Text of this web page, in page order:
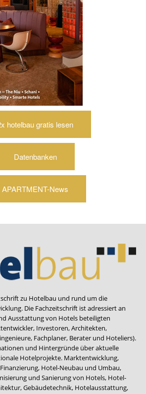
hotelbau gratis lesen
Datenbanken
APARTMENT-News
zu Hotelbau und rund um die
Die Fachzeitschrift ist adressiert an
Ausstattung von Hotels beteiligten
Investoren, Architekten,
Fachplaner, Berater und Hoteliers).
und Hintergründe über aktuelle
Hotelprojekte. Marktentwicklung,
Hotel-Neubau und Umbau,
und Sanierung von Hotels, Hotel-
Gebäudetechnik, Hotelausstattung,